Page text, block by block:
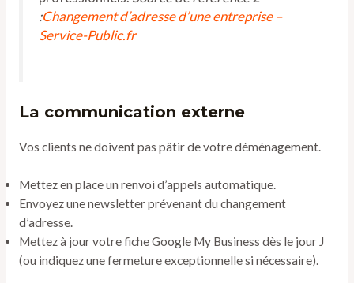
:Changement d’adresse d’une entreprise –
Service-Public.fr
La communication externe
Vos clients ne doivent pas pâtir de votre déménagement.
Mettez en place un renvoi d’appels automatique.
Envoyez une newsletter prévenant du changement
d’adresse.
Mettez à jour votre fiche Google My Business dès le jour J
(ou indiquez une fermeture exceptionnelle si nécessaire).